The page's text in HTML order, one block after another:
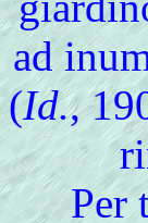
ad
(Id.,
Per